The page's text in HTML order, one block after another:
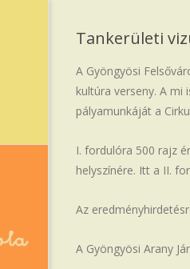
Tankerületi
A Gyöngyösi
kultúra verseny. A mi
pályamunkáját a
I. fordulóra 500 rajz
helyszínére. Itt a II.
Az
A Gyöngyösi Arany